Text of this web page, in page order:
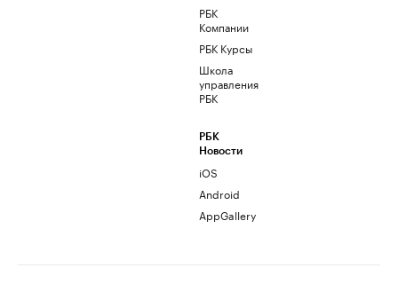
РБК
Компании
РБК Курсы
Школа
управления
РБК
РБК
Новости
iOS
Android
AppGallery